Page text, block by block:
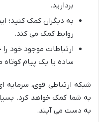
بردارید.
به دیگران کمک کنید؛
روابط کمک می کند.
ارتباطات موجود خود
ساده یا یک پیام کوتاه
شبکه ارتباطی قوی، سرمایه
به شما کمک خواهد کرد.
به دست می آیند.